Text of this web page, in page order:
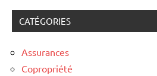
CATÉGORIES
Assurances
Copropriété